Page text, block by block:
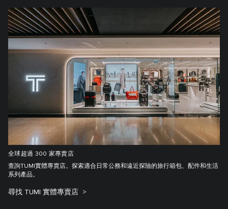
全球超過 300 家專賣店
查詢TUMI實體專賣店。探索適合日常公務和遠近探險的旅行箱包、配件和生活
系列產品。
尋找 TUMI 實體專賣店